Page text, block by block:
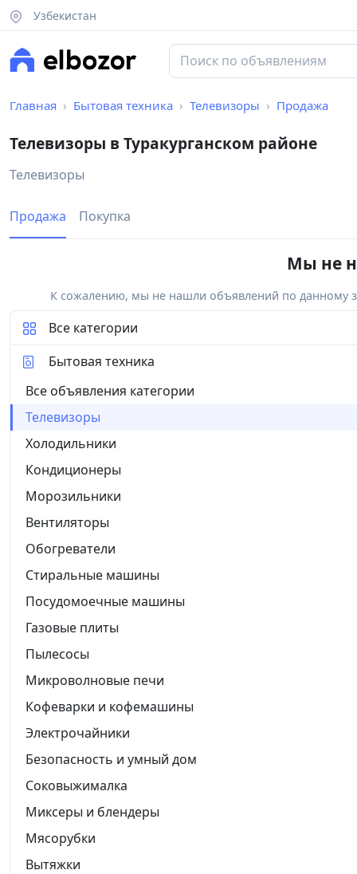
Узбекистан
Главная Бытовая техника Телевизоры Продажа
Телевизоры в Туракурганском районе
Телевизоры
Продажа Покупка
Мы не
К сожалению, мы не нашли объявлений по данному
Все категории
Бытовая техника
Все объявления категории
Телевизоры
Холодильники
Кондиционеры
Морозильники
Вентиляторы
Обогреватели
Стиральные машины
Посудомоечные машины
Газовые плиты
Пылесосы
Микроволновые печи
Кофеварки и кофемашины
Электрочайники
Безопасность и умный дом
Соковыжималка
Миксеры и блендеры
Мясорубки
Вытяжки